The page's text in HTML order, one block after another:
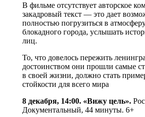
В фильме отсутствует авторское
закадровый текст — это дает
полностью погрузиться в
блокадного города, услышать
лиц.
То, что довелось пережить
достоинством они прошли самые
в своей жизни, должно стать
стойкости для всего мира
8 декабря, 14:00. «Вижу цель».
Документальный, 44 минуты. 6+